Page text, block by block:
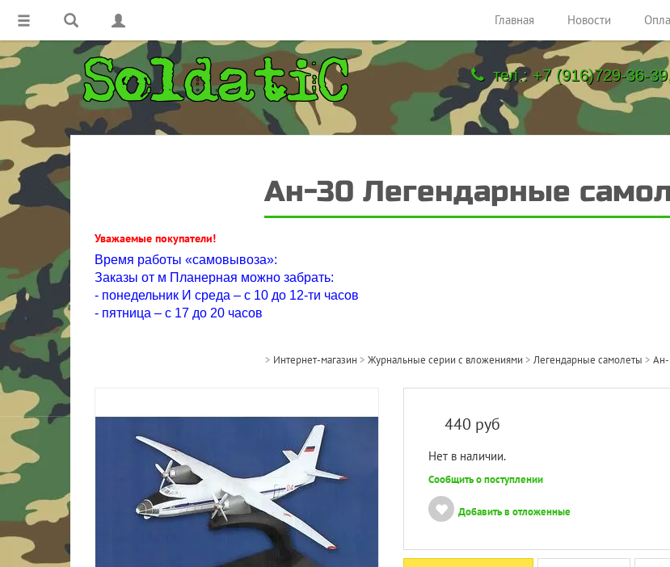
Главная Новости
тел.: +7 (916)729-36-
Ан-30 Легендарные
Уважаемые покупатели!
Время работы «самовывоза»:
Заказы от м Планерная можно забрать:
- понедельник И среда – с 10 до 12-ти часов
- пятница – с 17 до 20 часов
> Интернет-магазин > Журнальные серии с вложениями > Легендарные самолеты >
440 руб
Нет в наличии.
Сообщить о поступлении
Добавить в отложенные